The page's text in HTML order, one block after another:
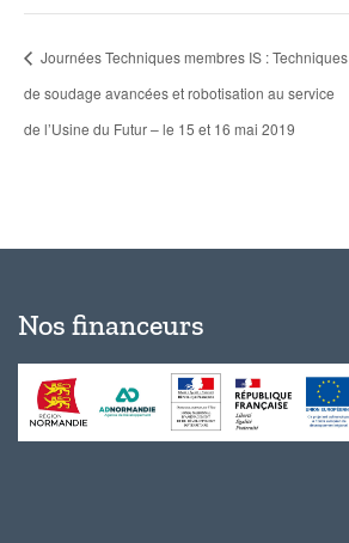
Journées Techniques membres IS : Techniques
de soudage avancées et robotisation au service
de l’Usine du Futur – le 15 et 16 mai 2019
Nos financeurs